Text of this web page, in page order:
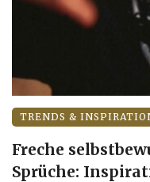
TRENDS &
Freche
Sprüche: